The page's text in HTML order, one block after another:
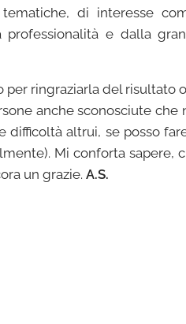
di interesse
professionalità e dalla
per ringraziarla del risultato
anche sconosciute che
difficoltà altrui, se posso
Mi conforta sapere,
un grazie. A.S.